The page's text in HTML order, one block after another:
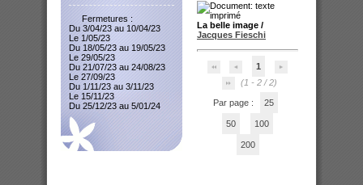
La belle image /
Jacques Fieschi
1
(1 - 2 / 2)
Par page : 25
50 100
200
Fermetures :
Du 3/04/23 au 10/04/23
Le 1/05/23
Du 18/05/23 au 19/05/23
Le 29/05/23
Du 21/07/23 au 24/08/23
Le 27/09/23
Du 1/11/23 au 3/11/23
Le 15/11/23
Du 25/12/23 au 5/01/24